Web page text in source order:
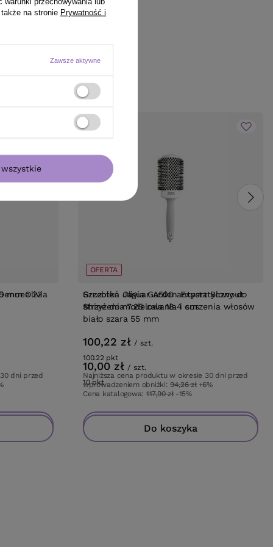
22
BESTSELLER
Grzebień Jaguar A500 antystatyczny do
strzyżenia 7.25 cala 18.4 cm
10,00 zł / szt.
10pktpunktów
Do koszyka
mm Olivia
dni przed
OFERTA
Szczotka Olivia Garden Expert Blowout
Shine do modelowania i suszenia włosów
biało szara 55 mm
100,22 zł / szt.
100.22 pktpunktów
Najniższa cena produktu w okresie 30 dni przed
wprowadzeniem obniżki:94,26 zł +6%
Cena katalogowa: 117,90 zł -15%
Do koszyka
na stronie Prywatność i
Zawsze aktywne